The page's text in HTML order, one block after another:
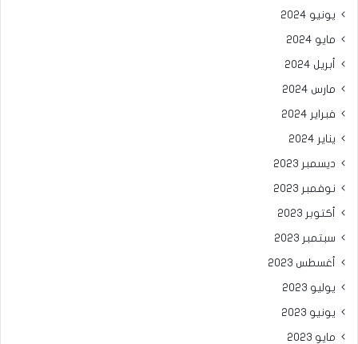
يونيو 2024
مايو 2024
أبريل 2024
مارس 2024
فبراير 2024
يناير 2024
ديسمبر 2023
نوفمبر 2023
أكتوبر 2023
سبتمبر 2023
أغسطس 2023
يوليو 2023
يونيو 2023
مايو 2023